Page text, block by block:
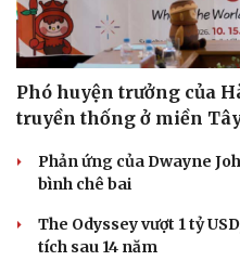
Du lịch
Tư vấn
Phó huyện trưởng của
truyền thống ở miền
Phản ứng của Dwayne
bình chê bai
The Odyssey vượt 1 tỷ
tích sau 14 năm